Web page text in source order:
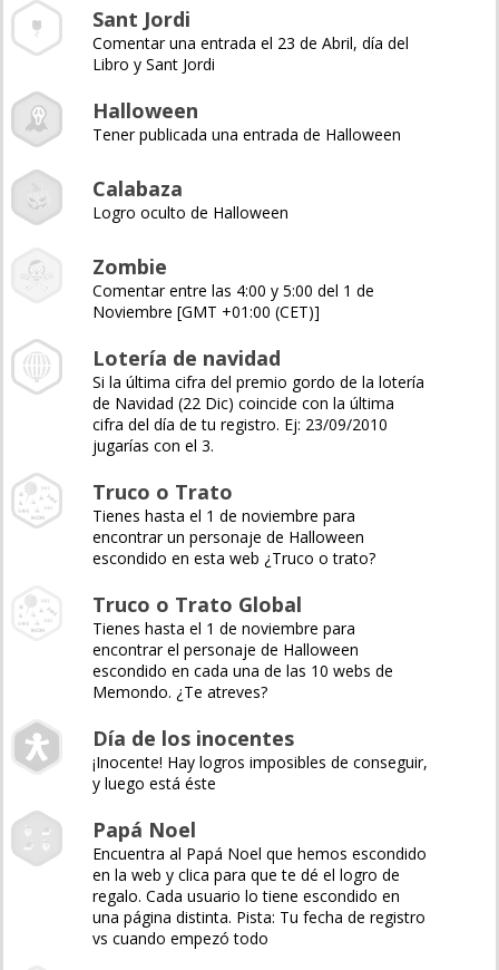
Sant Jordi
Comentar una entrada el 23 de Abril, día del
Libro y Sant Jordi
Halloween
Tener publicada una entrada de Halloween
Calabaza
Logro oculto de Halloween
Zombie
Comentar entre las 4:00 y 5:00 del 1 de
Noviembre [GMT +01:00 (CET)]
Lotería de navidad
Si la última cifra del premio gordo de la lotería
de Navidad (22 Dic) coincide con la última
cifra del día de tu registro. Ej: 23/09/2010
jugarías con el 3.
Truco o Trato
Tienes hasta el 1 de noviembre para
encontrar un personaje de Halloween
escondido en esta web ¿Truco o trato?
Truco o Trato Global
Tienes hasta el 1 de noviembre para
encontrar el personaje de Halloween
escondido en cada una de las 10 webs de
Memondo. ¿Te atreves?
Día de los inocentes
¡Inocente! Hay logros imposibles de conseguir,
y luego está éste
Papá Noel
Encuentra al Papá Noel que hemos escondido
en la web y clica para que te dé el logro de
regalo. Cada usuario lo tiene escondido en
una página distinta. Pista: Tu fecha de registro
vs cuando empezó todo